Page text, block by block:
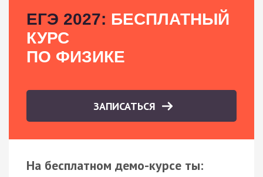
ЕГЭ 2027: БЕСПЛАТНЫЙ
КУРС
ПО ФИЗИКЕ
ЗАПИСАТЬСЯ
На бесплатном демо-курсе ты: